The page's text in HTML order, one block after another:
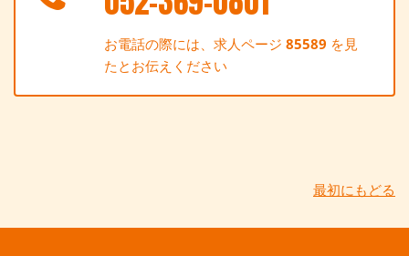
お電話の際には、求人ページ85589 を見
たとお伝えください
最初にもどる